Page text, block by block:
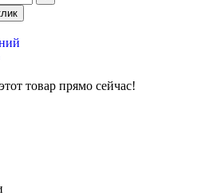
товар прямо сейчас!